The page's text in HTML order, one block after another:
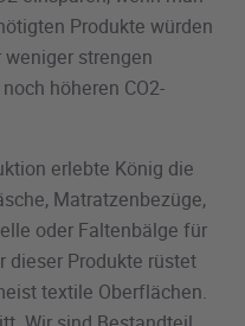
Produkte würden
strengen
höheren CO2-
erlebte König die
Matratzenbezüge,
oder Faltenbälge für
dieser Produkte rüstet
textile Oberflächen.